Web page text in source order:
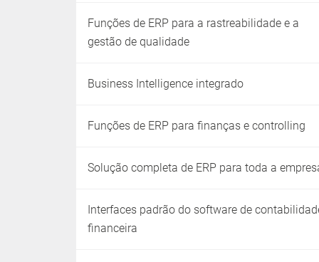
Funções de ERP para a rastreabilidade e a
gestão de qualidade
Business Intelligence integrado
Funções de ERP para finanças e controlling
Solução completa de ERP para toda a
Interfaces padrão do software de
financeira